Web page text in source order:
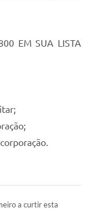
EM SUA LISTA
a curtir esta